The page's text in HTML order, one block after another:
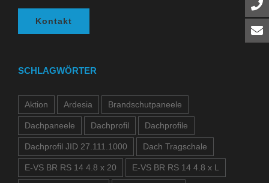
Kontakt
SCHLAGWÖRTER
Aktion Ardesia Brandschutpaneele
Dachpaneele Dachprofil Dachprofile
Dachprofil JID 27.111.1000 Dach Tragschale
E-VS BR RS 14 4.8 x 20 E-VS BR RS 14 4.8 x L